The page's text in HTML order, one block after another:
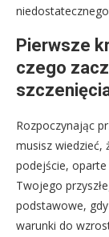
Pierwsze
czego
Rozpoczynając
musisz wiedzieć,
podejście,
Twojego
podstawowe,
warunki do